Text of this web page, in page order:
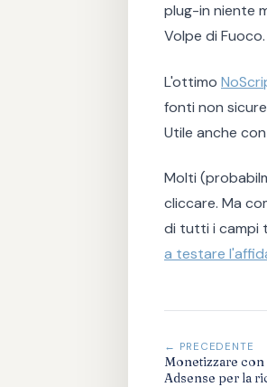
plug-in niente
Volpe di Fuoco.
L'ottimo
fonti non
Utile anche
Molti
cliccare. Ma
di tutti i campi
a testare
← PRECEDENTE
Monetizzare
Adsense per la